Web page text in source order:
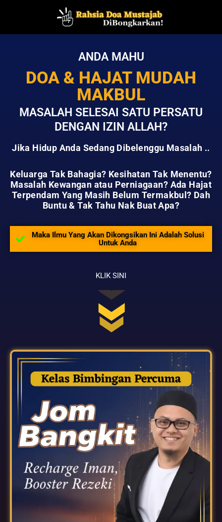
ANDA MAHU
DOA & HAJAT MUDAH
MAKBUL
MASALAH SELESAI SATU PERSATU
DENGAN IZIN ALLAH?
Jika Hidup Anda Sedang Dibelenggu Masalah ..
Keluarga Tak Bahagia? Kesihatan Tak Menentu?
Masalah Kewangan atau Perniagaan? Ada Hajat
Terpendam Yang Masih Belum Termakbul? Dah
Buntu & Tak Tahu Nak Buat Apa?
Maka Ilmu Yang Akan Dikongsikan Ini Adalah Solusi
Untuk Anda
KLIK SINI